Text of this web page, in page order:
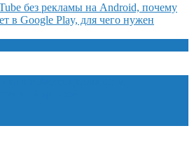
без рекламы на Android, почему
в Google Play, для чего нужен